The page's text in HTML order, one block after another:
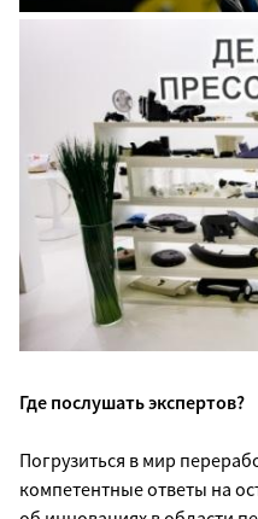
Где послушать экспертов?
Погрузиться в мир
компетентные ответы на